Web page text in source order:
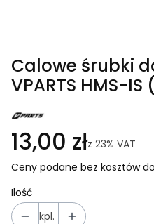
Calowe śrubki
VPARTS HMS-IS
13,00 złz 23% VAT
Ceny podane bez kosztów
Ilość
kpl.